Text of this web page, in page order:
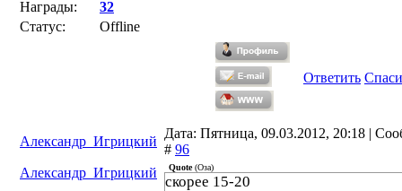
Награды:
32
Статус:
Offline
Ответить
Александр_Игрицкий
Дата: Пятница, 09.03.2012, 20:18 |
# 96
Александр_Игрицкий
Quote(Оза)
скорее 15-20